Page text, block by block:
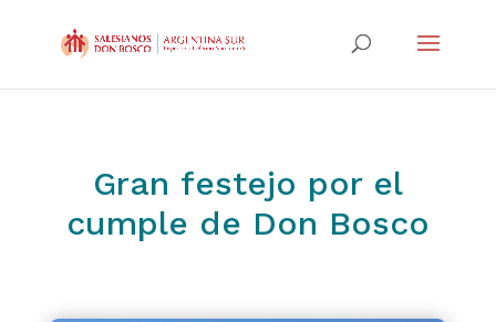
Gran festejo por el
cumple de Don Bosco